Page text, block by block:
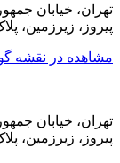
تهران، خیابان
پیروز، زیرزمین، پلاک
مشاهده در نقشه
تهران، خیابان
پیروز، زیرزمین، پلاک